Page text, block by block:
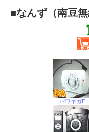
■なんず（南豆